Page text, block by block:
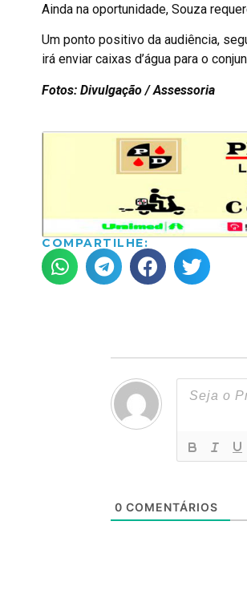
Ainda na oportunidade, Souza
Um ponto positivo da audiência,
irá enviar caixas d’água para o
Fotos: Divulgação / Assessoria
COMPARTILHE:
0 COMENTÁRIOS